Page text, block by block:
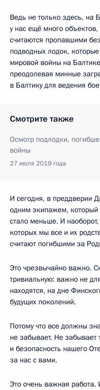
Ведь не только здесь, на
у нас ещё много
считаются пропавшими
подводных лодок,
мировой войны на
преодолевая минные
в Балтику для ведения
Смотрите также
Осмотр подлодки,
войны
27 июля 2019 года
И сегодня, в преддверии
одним экипажем, который
стало меньше. И
которых мы все и их
считают погибшими за
Это чрезвычайно важно.
тривиальную: важно не
находятся, на дне
будущих поколений.
Потому что все должны
не забывает. Не забывает
и безопасность нашего
за нас с вами.
Это очень важная работа.